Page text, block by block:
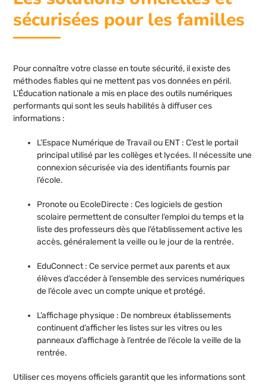
sécurisées pour les familles
Pour connaître votre classe en toute sécurité, il existe des
méthodes fiables qui ne mettent pas vos données en péril.
L’Éducation nationale a mis en place des outils numériques
performants qui sont les seuls habilités à diffuser ces
informations :
L’Espace Numérique de Travail ou ENT : C’est le portail
principal utilisé par les collèges et lycées. Il nécessite une
connexion sécurisée via des identifiants fournis par
l’école.
Pronote ou EcoleDirecte : Ces logiciels de gestion
scolaire permettent de consulter l’emploi du temps et la
liste des professeurs dès que l’établissement active les
accès, généralement la veille ou le jour de la rentrée.
EduConnect : Ce service permet aux parents et aux
élèves d’accéder à l’ensemble des services numériques
de l’école avec un compte unique et protégé.
L’affichage physique : De nombreux établissements
continuent d’afficher les listes sur les vitres ou les
panneaux d’affichage à l’entrée de l’école la veille de la
rentrée.
Utiliser ces moyens officiels garantit que les informations sont